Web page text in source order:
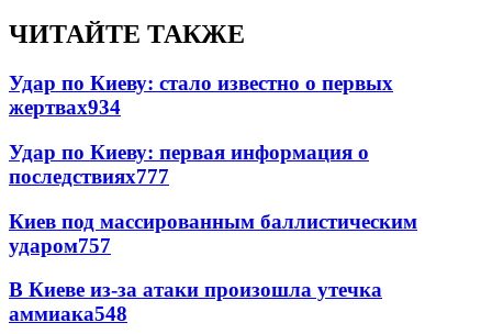
ЧИТАЙТЕ ТАКЖЕ
Удар по Киеву: стало известно о первых
жертвах934
Удар по Киеву: первая информация о
последствиях777
Киев под массированным баллистическим
ударом757
В Киеве из-за атаки произошла утечка
аммиака548